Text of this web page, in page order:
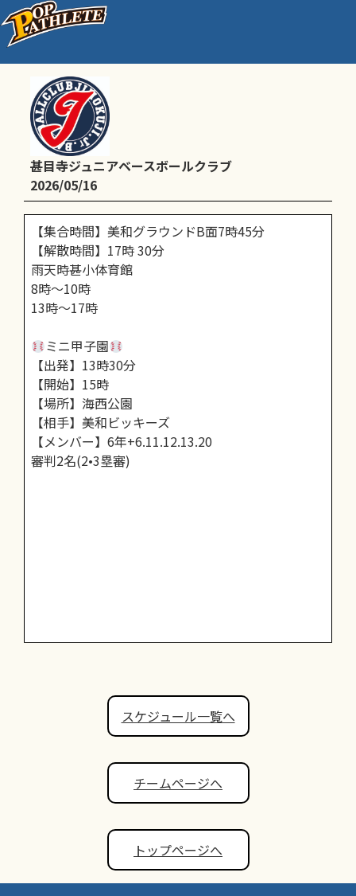
Aチーム予定
甚目寺ジュニアベースボールクラブ
2026/05/16
【集合時間】美和グラウンドB面7時45分
【解散時間】17時 30分
雨天時甚小体育館
8時〜10時
13時〜17時
ミニ甲子園
【出発】13時30分
【開始】15時
【場所】海西公園
【相手】美和ビッキーズ
【メンバー】6年+6.11.12.13.20
審判2名(2•3塁審)
スケジュール一覧へ
チームページへ
トップページへ